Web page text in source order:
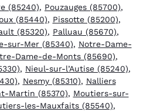
(85240), Pouzauges (85700),
(85440), Pissotte (85200),
(85320), Palluau (85670),
sur-Mer (85340), Notre-Dame-
Dame-de-Monts (85690),
, Nieul-sur-l’Autise (85240),
, Nesmy (85310), Nalliers
Martin (85370), Moutiers-sur-
les-Mauxfaits (85540),